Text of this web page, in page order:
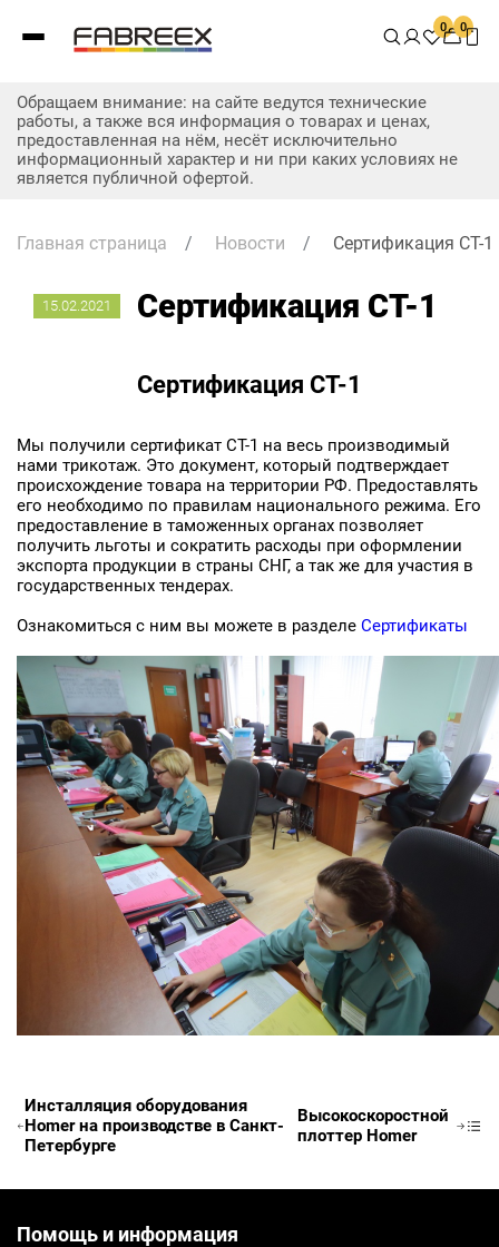
0 0
Обращаем внимание: на сайте ведутся технические
работы, а также вся информация о товарах и ценах,
предоставленная на нём, несёт исключительно
информационный характер и ни при каких условиях не
является публичной офертой.
Главная страница / Новости / Сертификация СТ-1
15.02.2021 Сертификация СТ-1
Сертификация СТ-1
Мы получили сертификат СТ-1 на весь производимый
нами трикотаж. Это документ, который подтверждает
происхождение товара на территории РФ. Предоставлять
его необходимо по правилам национального режима. Его
предоставление в таможенных органах позволяет
получить льготы и сократить расходы при оформлении
экспорта продукции в страны СНГ, а так же для участия в
государственных тендерах.
Ознакомиться с ним вы можете в разделе Сертификаты
Инсталляция оборудования
Homer на производстве в Санкт-
Петербурге
Высокоскоростной
плоттер Homer
Заявка на бесплатные образцы
Телефон
E-mail
Помощь и информация